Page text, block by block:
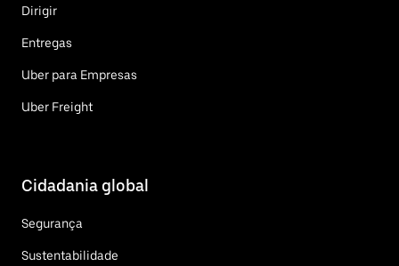
Dirigir
Entregas
Uber para Empresas
Uber Freight
Cidadania global
Segurança
Sustentabilidade